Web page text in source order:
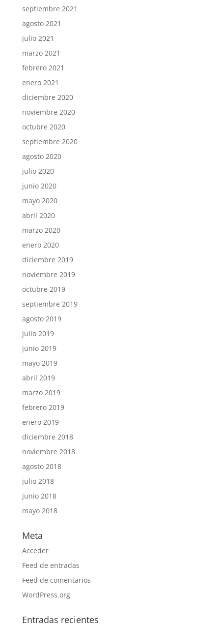
septiembre 2021
agosto 2021
julio 2021
marzo 2021
febrero 2021
enero 2021
diciembre 2020
noviembre 2020
octubre 2020
septiembre 2020
agosto 2020
julio 2020
junio 2020
mayo 2020
abril 2020
marzo 2020
enero 2020
diciembre 2019
noviembre 2019
octubre 2019
septiembre 2019
agosto 2019
julio 2019
junio 2019
mayo 2019
abril 2019
marzo 2019
febrero 2019
enero 2019
diciembre 2018
noviembre 2018
agosto 2018
julio 2018
junio 2018
mayo 2018
Meta
Acceder
Feed de entradas
Feed de comentarios
WordPress.org
Entradas recientes